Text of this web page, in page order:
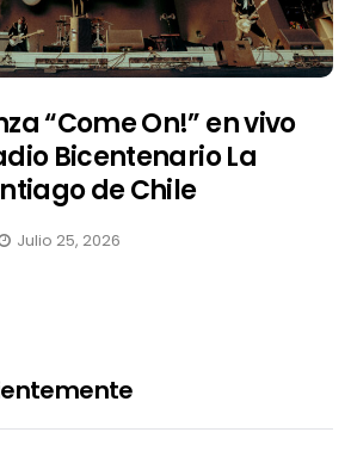
“Come On!” en vivo
Bicentenario La
de Chile
Julio 25, 2026